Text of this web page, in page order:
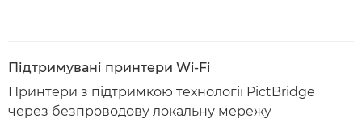
Підтримувані принтери Wi-Fi
Принтери з підтримкою технології PictBridge
через безпроводову локальну мережу